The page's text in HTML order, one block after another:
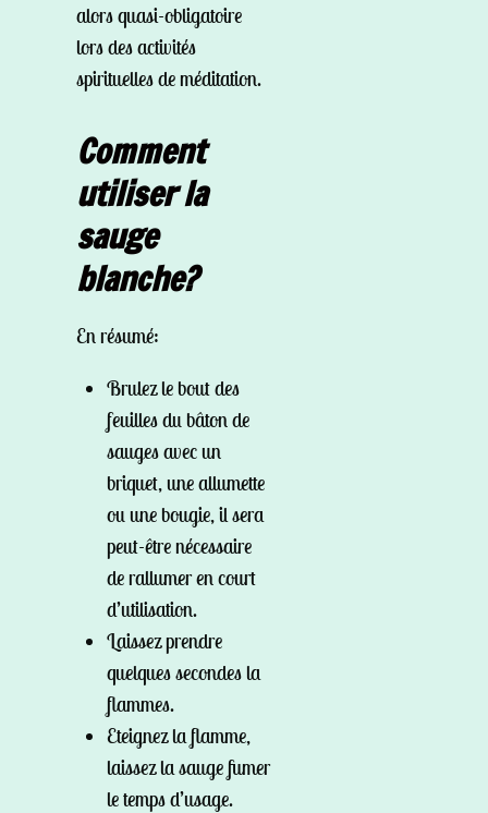
alors quasi-obligatoire
lors des activités
spirituelles de méditation.
Comment
utiliser la
sauge
blanche?
En résumé:
Brulez le bout des
feuilles du bâton de
sauges avec un
briquet, une allumette
ou une bougie, il sera
peut-être nécessaire
de rallumer en court
d’utilisation.
Laissez prendre
quelques secondes la
flammes.
Eteignez la flamme,
laissez la sauge fumer
le temps d’usage.